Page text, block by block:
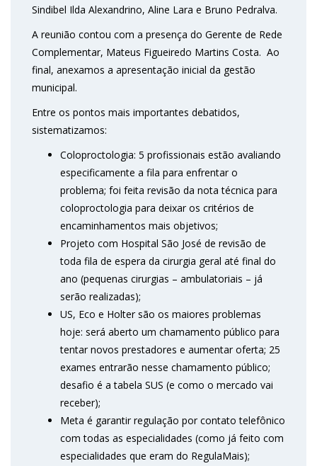
Sindibel Ilda Alexandrino, Aline Lara e Bruno Pedralva.
A reunião contou com a presença do Gerente de Rede
Complementar, Mateus Figueiredo Martins Costa. Ao
final, anexamos a apresentação inicial da gestão
municipal.
Entre os pontos mais importantes debatidos,
sistematizamos:
Coloproctologia: 5 profissionais estão avaliando
especificamente a fila para enfrentar o
problema; foi feita revisão da nota técnica para
coloproctologia para deixar os critérios de
encaminhamentos mais objetivos;
Projeto com Hospital São José de revisão de
toda fila de espera da cirurgia geral até final do
ano (pequenas cirurgias – ambulatoriais – já
serão realizadas);
US, Eco e Holter são os maiores problemas
hoje: será aberto um chamamento público para
tentar novos prestadores e aumentar oferta; 25
exames entrarão nesse chamamento público;
desafio é a tabela SUS (e como o mercado vai
receber);
Meta é garantir regulação por contato telefônico
com todas as especialidades (como já feito com
especialidades que eram do RegulaMais);